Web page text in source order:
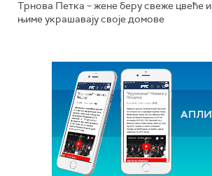
Трнова Петка – жене беру свеже цвеће и
њиме украшавају своје домове